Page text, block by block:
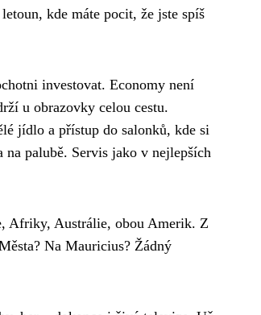
kde máte pocit, že jste spíš
investovat. Economy není
u obrazovky celou cestu.
jídlo a přístup do salonků, kde si
palubě. Servis jako v nejlepších
Afriky, Austrálie, obou Amerik. Z
Na Mauricius? Žádný